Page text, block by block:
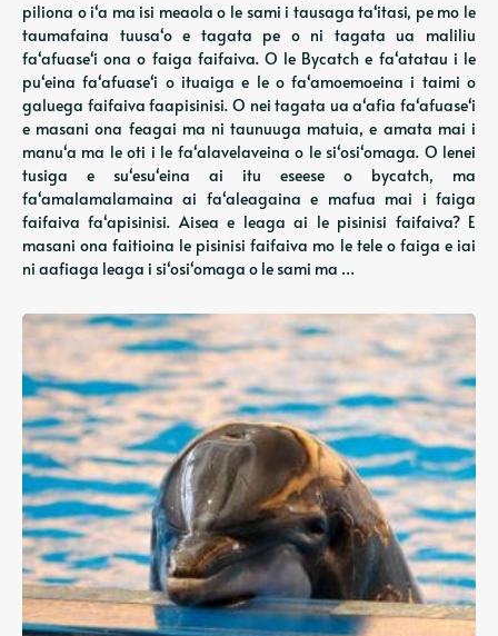
piliona o iʻa ma isi meaola o le sami i tausaga taʻitasi, pe mo le
taumafaina tuusaʻo e tagata pe o ni tagata ua maliliu
faʻafuaseʻi ona o faiga faifaiva. O le Bycatch e faʻatatau i le
puʻeina faʻafuaseʻi o ituaiga e le o faʻamoemoeina i taimi o
galuega faifaiva faapisinisi. O nei tagata ua aʻafia faʻafuaseʻi
e masani ona feagai ma ni taunuuga matuia, e amata mai i
manuʻa ma le oti i le faʻalavelaveina o le siʻosiʻomaga. O lenei
tusiga e suʻesuʻeina ai itu eseese o bycatch, ma
faʻamalamalamaina ai faʻaleagaina e mafua mai i faiga
faifaiva faʻapisinisi. Aisea e leaga ai le pisinisi faifaiva? E
masani ona faitioina le pisinisi faifaiva mo le tele o faiga e iai
ni aafiaga leaga i siʻosiʻomaga o le sami ma …